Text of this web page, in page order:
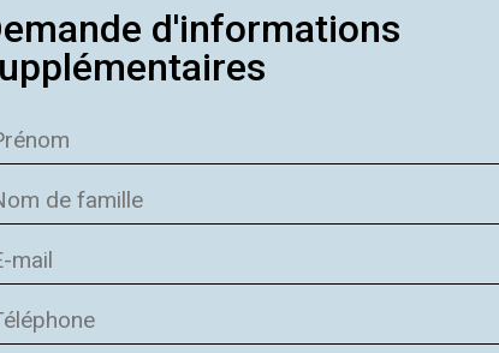
d'informations